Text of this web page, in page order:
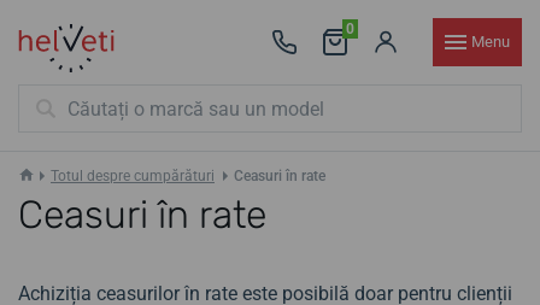
0
Menu
Totul despre cumpărături Ceasuri în rate
Ceasuri în rate
Achiziția ceasurilor în rate este posibilă doar pentru clienții